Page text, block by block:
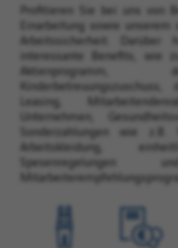
Profitieren Sie bei uns von
Einarbeitung sowie
Arbeitssicherheit.
interessante Benefits, wie
Aktienprogramm,
Leasing,
Unternehmen,
Sonderzahlungen wie z.B.
Arbeitskleidung,